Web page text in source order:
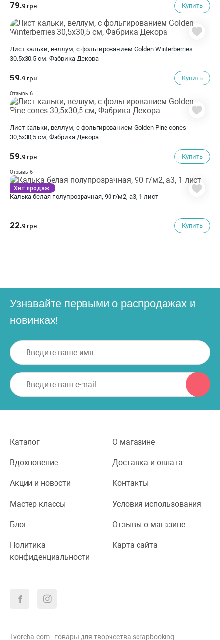
79.9 грн Купить
Лист кальки, веллум, с фольгированием Golden Winterberries
30,5х30,5 см, Фабрика Декора
59.9 грн Купить
Отзывы 6
Лист кальки, веллум, с фольгированием Golden Pine cones
30,5х30,5 см, Фабрика Декора
59.9 грн Купить
Отзывы 6
Калька белая полупрозрачная, 90 г/м2, а3, 1 лист
22.9 грн Купить
Хит продаж
Узнавайте первыми о распродажах и
новинках!
Каталог О магазине
Вдохновение Доставка и оплата
Акции и новости Контакты
Мастер-классы Условия использования
Блог Отзывы о магазине
Политика
конфиденциальности
Карта сайта
Tvorcha.com - товары для творчества scrapbooking-